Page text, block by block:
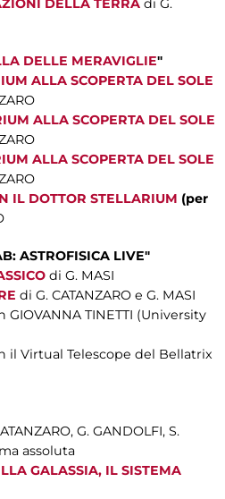
DELLA TERRA di G.
DELLE MERAVIGLIE"
ALLA SCOPERTA DEL SOLE
ALLA SCOPERTA DEL SOLE
ALLA SCOPERTA DEL SOLE
IL DOTTOR STELLARIUM (per
ASTROFISICA LIVE"
di G. MASI
di G. CATANZARO e G. MASI
GIOVANNA TINETTI (University
il Virtual Telescope del Bellatrix
G. GANDOLFI, S.
assoluta
GALASSIA, IL SISTEMA